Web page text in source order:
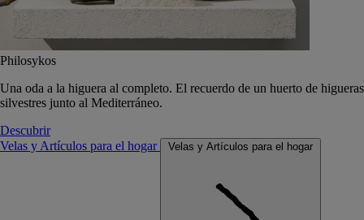
Philosykos
Una oda a la higuera al completo. El recuerdo de un huerto de higueras
silvestres junto al Mediterráneo.
Descubrir
Velas y Artículos para el hogar
Velas y Artículos para el hogar